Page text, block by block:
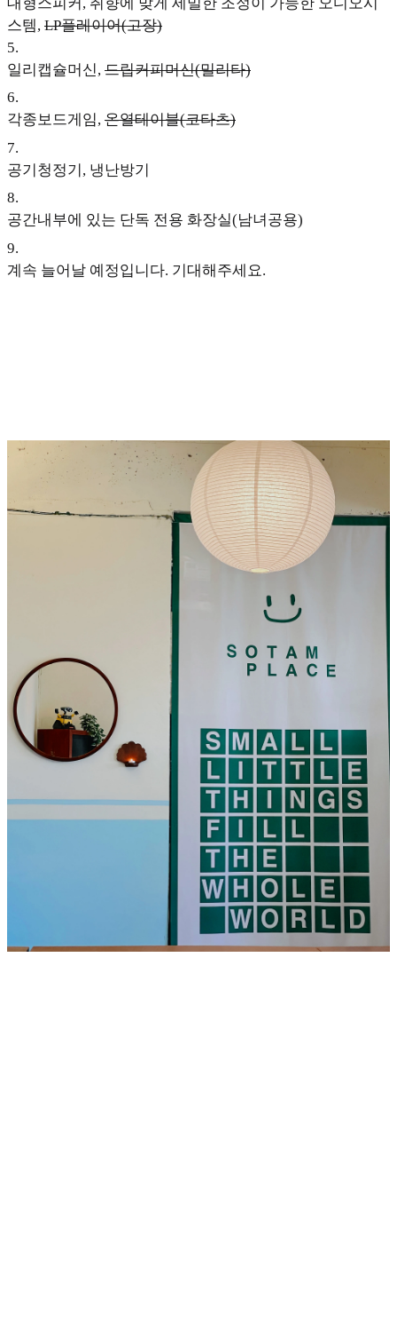
스템, LP플레이어(고장)
5.
일리캡슐머신, 드립커피머신(밀리타)
6.
각종보드게임, 온열테이블(코타츠)
7.
공기청정기, 냉난방기
8.
공간내부에 있는 단독 전용 화장실(남녀공용)
9.
계속 늘어날 예정입니다. 기대해주세요.